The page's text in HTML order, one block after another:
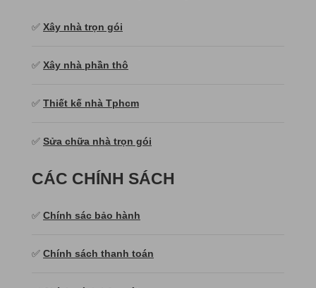
✅ Xây nhà trọn gói
✅ Xây nhà phần thô
✅ Thiết kế nhà Tphcm
✅ Sửa chữa nhà trọn gói
CÁC CHÍNH SÁCH
✅ Chính sác bảo hành
✅ Chính sách thanh toán